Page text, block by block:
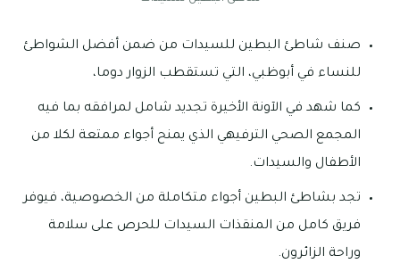
صنف شاطئ البطين للسيدات من ضمن أفضل الشواطئ
للنساء في أبوظبي، التي تستقطب الزوار دوما،
كما شهد في الآونة الأخيرة تجديد شامل لمرافقه بما فيه
المجمع الصحي الترفيهي الذي يمنح أجواء ممتعة لكلا من
الأطفال والسيدات.
تجد بشاطئ البطين أجواء متكاملة من الخصوصية، فيوفر
فريق كامل من المنقذات السيدات للحرص على سلامة
وراحة الزائرون.